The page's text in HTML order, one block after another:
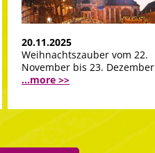
20.11.2025
Weihnachtszauber vom 22.
November bis 23. Dezember
...more >>